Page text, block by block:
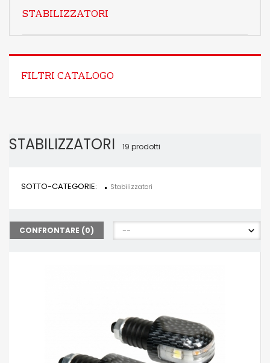
STABILIZZATORI
FILTRI CATALOGO
STABILIZZATORI 19 prodotti
SOTTO-CATEGORIE: Stabilizzatori
CONFRONTARE (0)